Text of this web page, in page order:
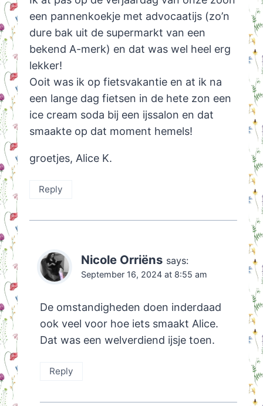
een pannenkoekje met advocaatijs (zo’n
dure bak uit de supermarkt van een
bekend A-merk) en dat was wel heel erg
lekker!
Ooit was ik op fietsvakantie en at ik na
een lange dag fietsen in de hete zon een
ice cream soda bij een ijssalon en dat
smaakte op dat moment hemels!
groetjes, Alice K.
Reply
Nicole Orriëns says:
September 16, 2024 at 8:55 am
De omstandigheden doen inderdaad
ook veel voor hoe iets smaakt Alice.
Dat was een welverdiend ijsje toen.
Reply